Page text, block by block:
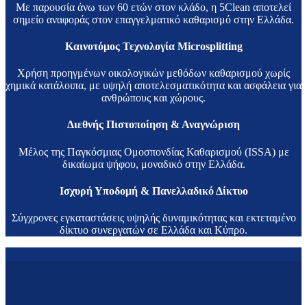
Με παρουσία άνω των 60 ετών στον κλάδο, η 5Clean αποτελεί
σημείο αναφοράς στον επαγγελματικό καθαρισμό στην Ελλάδα.
Καινοτόμος Τεχνολογία Microsplitting
Χρήση προηγμένων οικολογικών μεθόδων καθαρισμού χωρίς
χημικά κατάλοιπα, με υψηλή αποτελεσματικότητα και ασφάλεια για
ανθρώπους και χώρους.
Διεθνής Πιστοποίηση & Αναγνώριση
Μέλος της Παγκόσμιας Ομοσπονδίας Καθαρισμού (ISSA) με
δικαίωμα ψήφου, μοναδικό στην Ελλάδα.
Ισχυρή Υποδομή & Πανελλαδικό Δίκτυο
Σύγχρονες εγκαταστάσεις υψηλής δυναμικότητας και εκτεταμένο
δίκτυο συνεργατών σε Ελλάδα και Κύπρο.